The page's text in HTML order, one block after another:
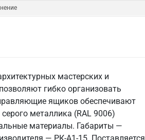
мастерских и
гибко организовать
ящиков обеспечивают
металлика (RAL 9006)
материалы. Габариты —